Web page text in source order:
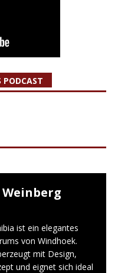
PODCAST
ist ein elegantes
von Windhoek.
mit Design,
und eignet sich ideal